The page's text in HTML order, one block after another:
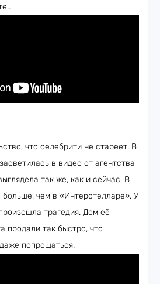
что селебрити не стареет. В
засветилась в видео от агентства
так же, как и сейчас! В
чем в «Интерстелларе». У
трагедия. Дом её
продали так быстро, что
попрощаться.